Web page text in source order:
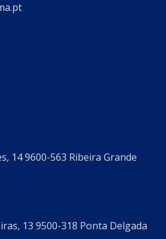
14 9600-563 Ribeira Grande
13 9500-318 Ponta Delgada